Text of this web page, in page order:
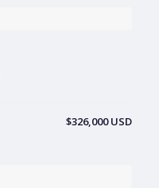
$326,000 USD